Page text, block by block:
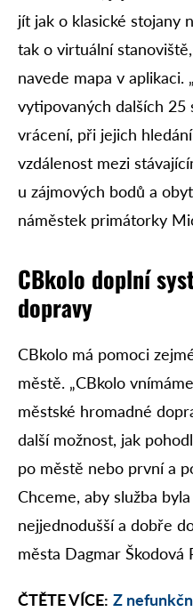
jít jak o klasické stojany
tak o virtuální
navede mapa v aplikaci.
vytipovaných dalších
vrácení, při jejich
vzdálenost mezi
u zájmových bodů a
náměstek primátorky
CBkolo doplní
dopravy
CBkolo má pomoci
městě. „CBkolo
městské hromadné
další možnost, jak
po městě nebo první a
Chceme, aby služba
nejjednodušší a dobře
města Dagmar Škodová
ČTĚTE VÍCE: Z